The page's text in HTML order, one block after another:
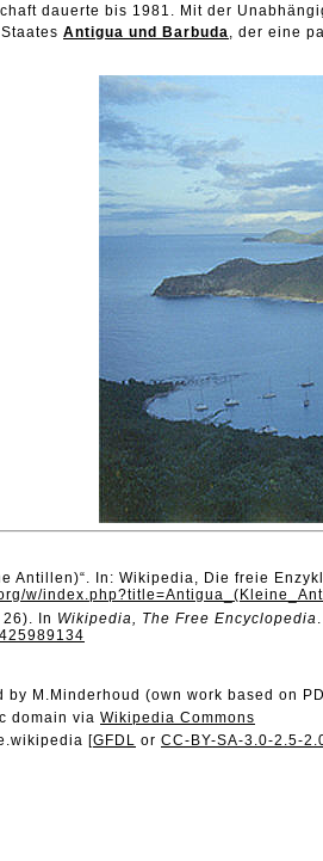
dauerte bis 1981. Mit der
Antigua und Barbuda , der eine
Antillen)“. In: Wikipedia, Die freie
w/
In Wikipedia, The Free Encyclopedia
by M.Minderhoud (own work based on
domain via Wikipedia Commons
[GFDL or CC-BY-SA-3.0-2.5-